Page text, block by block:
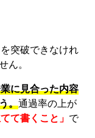
突破できなけれ
ん。
に見合った内容
。通過率の上が
て書くこと」 で